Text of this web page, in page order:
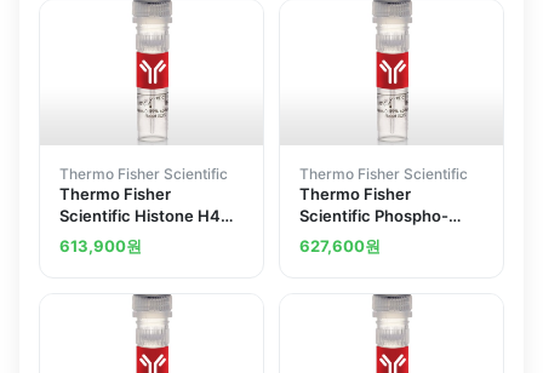
Thermo Fisher Scientific
Thermo Fisher
Scientific Histone H4
Polyclonal Antibody
613,900원
Thermo Fisher Scientific
Thermo Fisher
Scientific Phospho-
Histone H4 Tyr89
Polyclonal Antibody
627,600원